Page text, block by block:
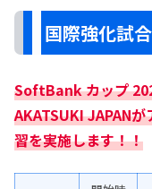
国際強化試
SoftBank カップ
AKATSUKI JAPAN
習を実施します！！